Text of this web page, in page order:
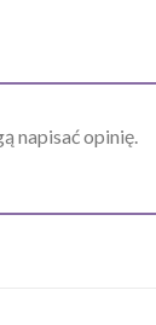
napisać opinię.